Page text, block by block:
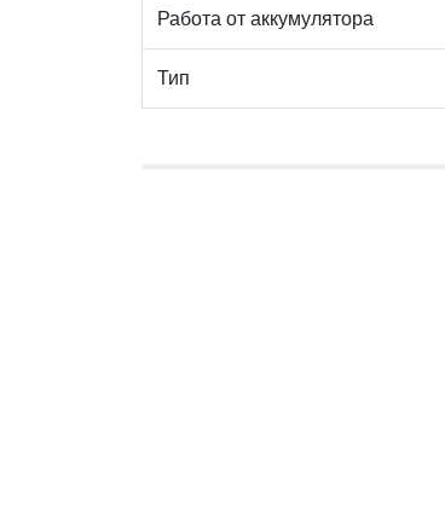
Работа от аккумулятора
Тип